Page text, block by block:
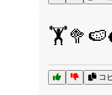
コ